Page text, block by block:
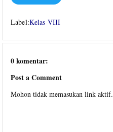
Label:Kelas VIII
0 komentar:
Post a Comment
Mohon tidak memasukan link aktif.